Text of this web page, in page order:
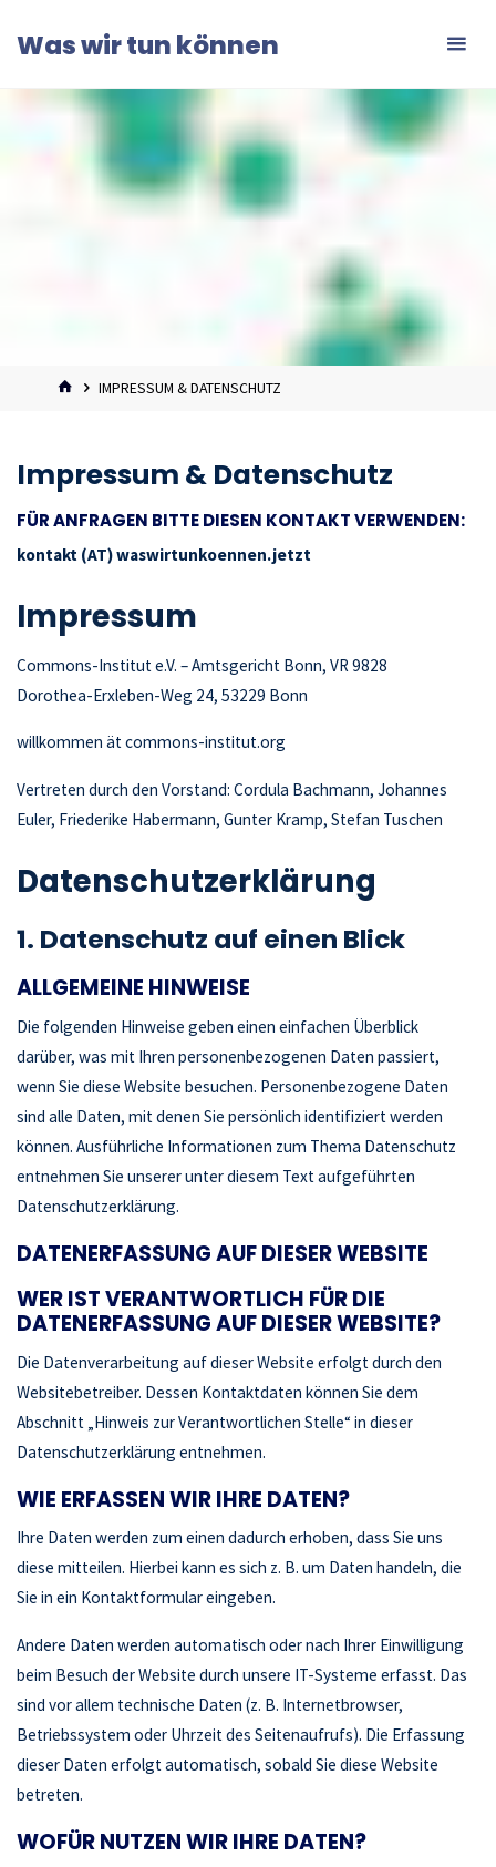
Inhalt
Was wir tun können
STARTIMPRESSUM & DATENSCHUTZ
Impressum & Datenschutz
FÜR ANFRAGEN BITTE DIESEN KONTAKT VERWENDEN:
kontakt (AT) waswirtunkoennen.jetzt
Impressum
Commons-Institut e.V. – Amtsgericht Bonn, VR 9828
Dorothea-Erxleben-Weg 24, 53229 Bonn
willkommen ät commons-institut.org
Vertreten durch den Vorstand: Cordula Bachmann, Johannes
Euler, Friederike Habermann, Gunter Kramp, Stefan Tuschen
Datenschutz­erklärung
1. Datenschutz auf einen Blick
ALLGEMEINE HINWEISE
Die folgenden Hinweise geben einen einfachen Überblick
darüber, was mit Ihren personenbezogenen Daten passiert,
wenn Sie diese Website besuchen. Personenbezogene Daten
sind alle Daten, mit denen Sie persönlich identifiziert werden
können. Ausführliche Informationen zum Thema Datenschutz
entnehmen Sie unserer unter diesem Text aufgeführten
Datenschutzerklärung.
DATENERFASSUNG AUF DIESER WEBSITE
WER IST VERANTWORTLICH FÜR DIE
DATENERFASSUNG AUF DIESER WEBSITE?
Die Datenverarbeitung auf dieser Website erfolgt durch den
Websitebetreiber. Dessen Kontaktdaten können Sie dem
Abschnitt „Hinweis zur Verantwortlichen Stelle“ in dieser
Datenschutzerklärung entnehmen.
WIE ERFASSEN WIR IHRE DATEN?
Ihre Daten werden zum einen dadurch erhoben, dass Sie uns
diese mitteilen. Hierbei kann es sich z. B. um Daten handeln, die
Sie in ein Kontaktformular eingeben.
Andere Daten werden automatisch oder nach Ihrer Einwilligung
beim Besuch der Website durch unsere IT-Systeme erfasst. Das
sind vor allem technische Daten (z. B. Internetbrowser,
Betriebssystem oder Uhrzeit des Seitenaufrufs). Die Erfassung
dieser Daten erfolgt automatisch, sobald Sie diese Website
betreten.
WOFÜR NUTZEN WIR IHRE DATEN?